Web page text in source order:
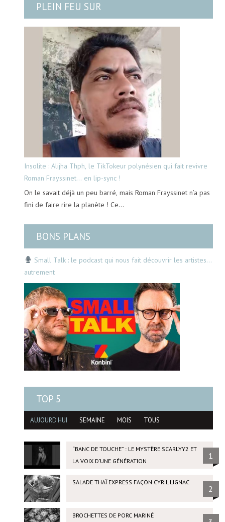
PLEIN FEU SUR
Insolite : Alijha Thph, le TikTokeur polynésien qui fait revivre
Roman Frayssinet… en lip-sync !
On le savait déjà un peu barré, mais Roman Frayssinet n’a pas
fini de faire rire la planète ! Ce…
BONS PLANS
Small Talk : le podcast qui nous fait découvrir les artistes…
autrement
TOP 5
AUJOURD'HUI SEMAINE MOIS TOUS
“BANC DE TOUCHE” : LE MYSTÈRE SCARLYY2 ET
LA VOIX D’UNE GÉNÉRATION
1
SALADE THAÏ EXPRESS FAÇON CYRIL LIGNAC
2
BROCHETTES DE PORC MARINÉ